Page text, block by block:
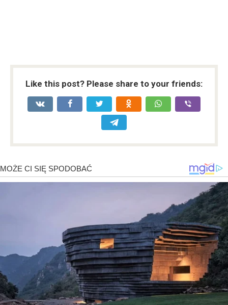
Like this post? Please share to your friends: